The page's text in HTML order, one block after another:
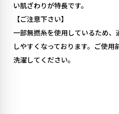
い肌ざわりが特長です。
【ご注意下さい】
一部無撚糸を使用しているため
しやすくなっております。ご使
洗濯してください。